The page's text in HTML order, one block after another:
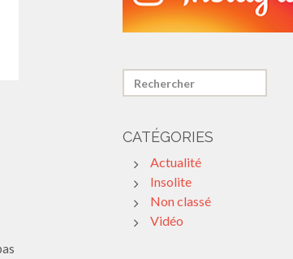
CATÉGORIES
Actualité
Insolite
Non classé
Vidéo